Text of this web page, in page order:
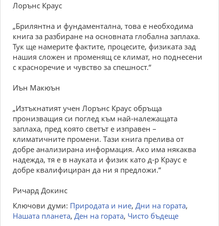
Лорънс Краус
„Брилянтна и фундаментална, това е необходима
книга за разбиране на основната глобална заплаха.
Тук ще намерите фактите, процесите, физиката зад
нашия сложен и променящ се климат, но поднесени
с красноречие и чувство за спешност.“
Иън Макюън
„Изтъкнатият учен Лорънс Краус обръща
пронизващия си поглед към най-належащата
заплаха, пред която светът е изправен –
климатичните промени. Тази книга прелива от
добре анализирана информация. Ако има някаква
надежда, тя е в науката и физик като д-р Краус е
добре квалифициран да ни я предложи.“
Ричард Докинс
Ключови думи: Природата и ние, Дни на гората,
Нашата планета, Ден на гората, Чисто бъдеще